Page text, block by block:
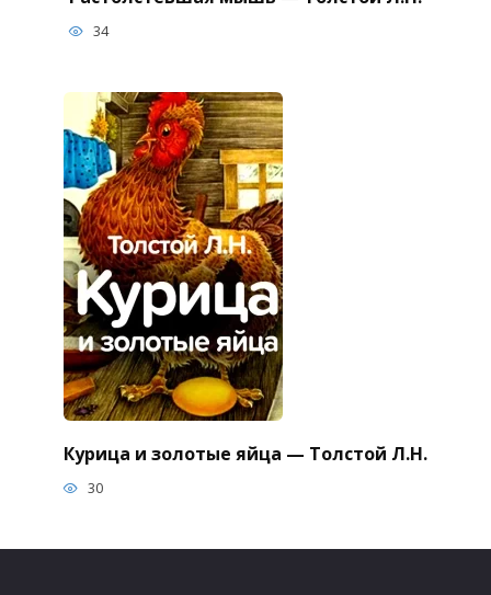
34
Курица и золотые яйца — Толстой Л.Н.
30